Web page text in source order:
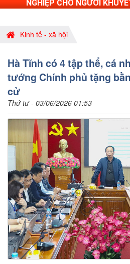
NGHIỆP CHO NGƯỜI
Kinh tế - xã hội
Hà Tĩnh có 4 tập thể, cá
tướng Chính phủ tặng
cử
Thứ tư - 03/06/2026 01:53